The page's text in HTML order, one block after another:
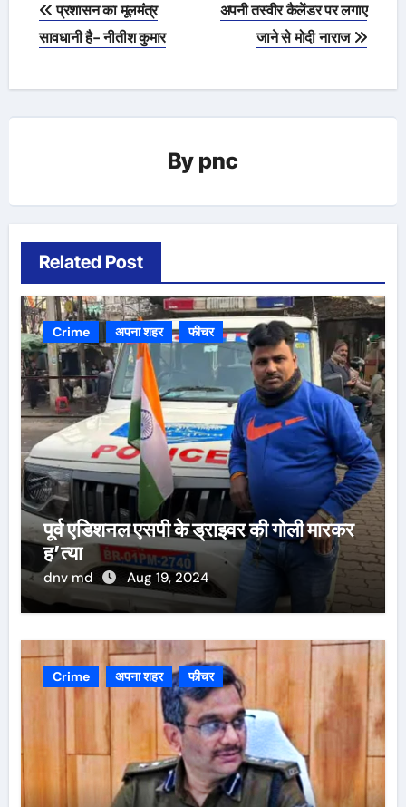
navigation
प्रशासन का मूलमंत्र
सावधानी है- नीतीश कुमार
अपनी तस्वीर कैलेंडर पर लगाए
जाने से मोदी नाराज
By pnc
Related Post
Crime अपना शहर फीचर
पूर्व एडिशनल एसपी के ड्राइवर की गोली मारकर
ह’त्या
dnv md Aug 19, 2024
Crime अपना शहर फीचर